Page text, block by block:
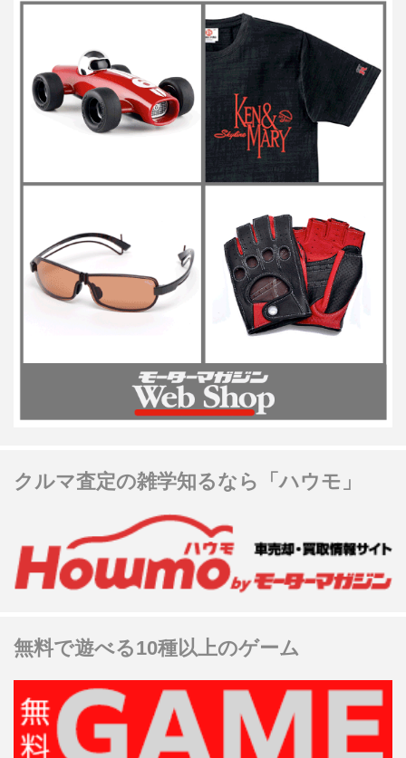
クルマ査定の雑学知るなら「ハウモ」
無料で遊べる10種以上のゲーム